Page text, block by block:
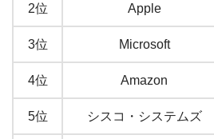
2位 Apple
3位 Microsoft
4位 Amazon
5位 シスコ・システムズ